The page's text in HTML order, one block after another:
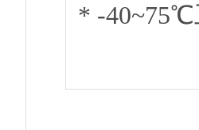
* -